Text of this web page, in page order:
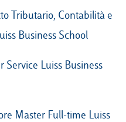
Tributario, Contabilità e
Business School
Service Luiss Business
Master Full-time Luiss